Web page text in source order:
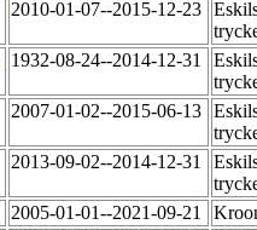
2010-01-07--2015-12-23
1932-08-24--2014-12-31
2007-01-02--2015-06-13
2013-09-02--2014-12-31
2005-01-01--2021-09-21